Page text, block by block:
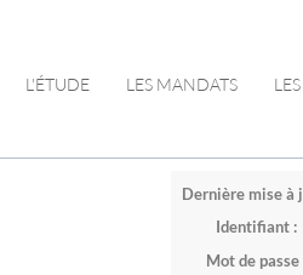
L'ÉTUDE LES MANDATS
Dernière mise
Identifiant :
Mot de passe